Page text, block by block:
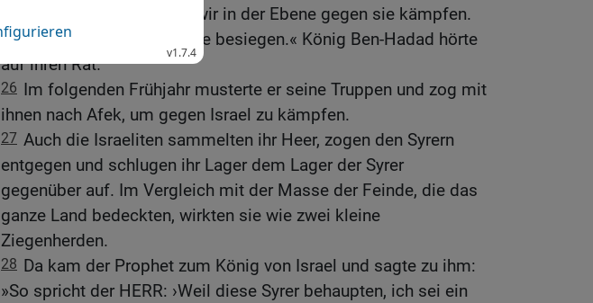
Streitwagen. Dann wollen wir in der Ebene gegen sie kämpfen.
Du wirst sehen, dass wir sie besiegen.« König Ben-Hadad hörte
auf ihren Rat.
26 Im folgenden Frühjahr musterte er seine Truppen und zog mit
ihnen nach Afek, um gegen Israel zu kämpfen.
27 Auch die Israeliten sammelten ihr Heer, zogen den Syrern
entgegen und schlugen ihr Lager dem Lager der Syrer
gegenüber auf. Im Vergleich mit der Masse der Feinde, die das
ganze Land bedeckten, wirkten sie wie zwei kleine
Ziegenherden.
28 Da kam der Prophet zum König von Israel und sagte zu ihm:
»So spricht der HERR: ›Weil diese Syrer behaupten, ich sei ein